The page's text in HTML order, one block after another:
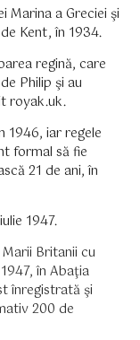
Marina a Greciei şi
Kent, în 1934.
regină, care
Philip şi au
royak.uk.
1946, iar regele
formal să fie
21 de ani, în
1947.
Britanii cu
în Abaţia
înregistrată şi
200 de